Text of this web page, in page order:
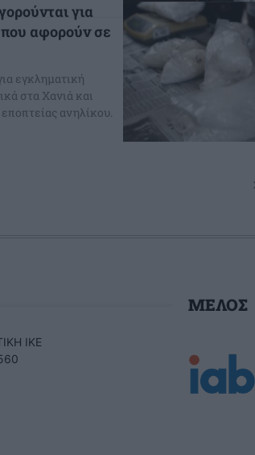
για
αφορούν σε
εγκληματική
στα Χανιά και
ανηλίκου.
ΙΚΕ
ΜΕΛΟΣ